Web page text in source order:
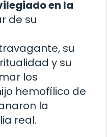
en la
de su
su
y su
los
hemofílico de
la
real.